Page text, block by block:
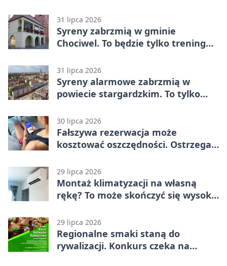
Stargard 3:3
31 lipca 2026
Syreny zabrzmią w gminie
Chociwel. To będzie tylko trening
31 lipca 2026
Syreny alarmowe zabrzmią w
powiecie stargardzkim. To tylko
30 lipca 2026
Fałszywa rezerwacja może
kosztować oszczędności. Ostrzega
29 lipca 2026
Montaż klimatyzacji na własną
rękę? To może skończyć się wysoką
29 lipca 2026
Regionalne smaki staną do
rywalizacji. Konkurs czeka na